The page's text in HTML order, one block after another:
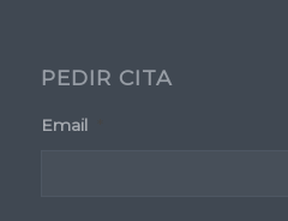
PEDIR CITA
Email